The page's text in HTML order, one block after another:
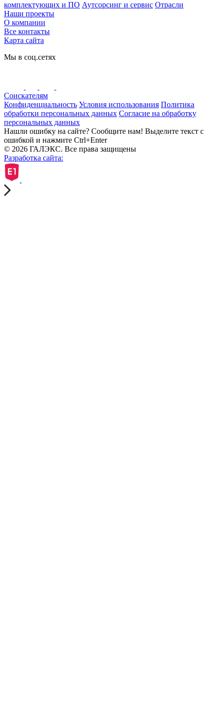
комплектующих и ПО Аутсорсинг и сервис Отрасли
Наши проекты
О компании
Все контакты
Карта сайта
Мы в соц.сетях
Соискателям
Конфиденциальность Условия использования Политика
обработки персональных данных Согласие на обработку
персональных данных
Нашли ошибку на сайте? Сообщите нам! Выделите текст с
ошибкой и нажмите Ctrl+Enter
© 2026 ГАЛЭКС. Все права защищены
Разработка сайта: